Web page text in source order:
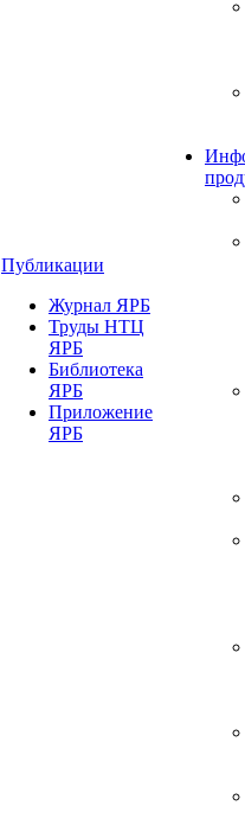
Публикации
Журнал ЯРБ
Труды НТЦ
ЯРБ
Библиотека
ЯРБ
Приложение
ЯРБ